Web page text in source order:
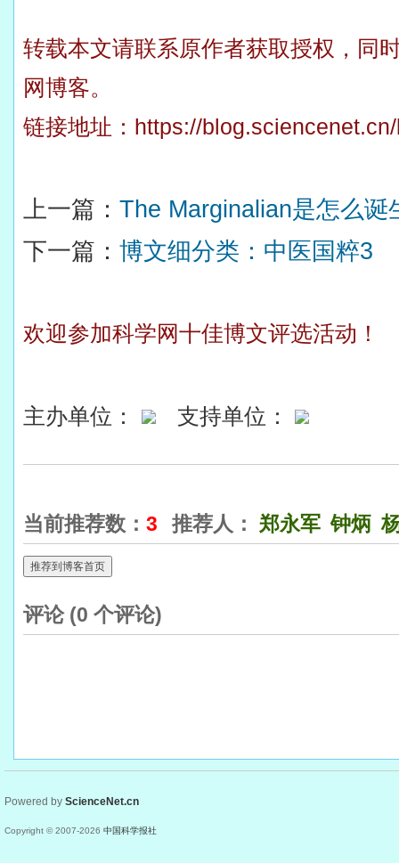
转载本文请联系原作者获取授权，同
网博客。
链接地址： https://
上一篇： The Marginalian是怎么诞
下一篇： 博文细分类：中医国粹3
欢迎参加科学网十佳博文评选活动！
主办单位： 支持单位：
当前推荐数： 3 推荐人： 郑永军 钟炳
推荐到博客首页
评论 (0 个评论)
Powered by ScienceNet.cn
Copyright © 2007-2026 中国科学报社